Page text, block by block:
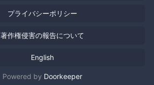
プライバシーポリシー
著作権侵害の報告について
English
Powered by Doorkeeper